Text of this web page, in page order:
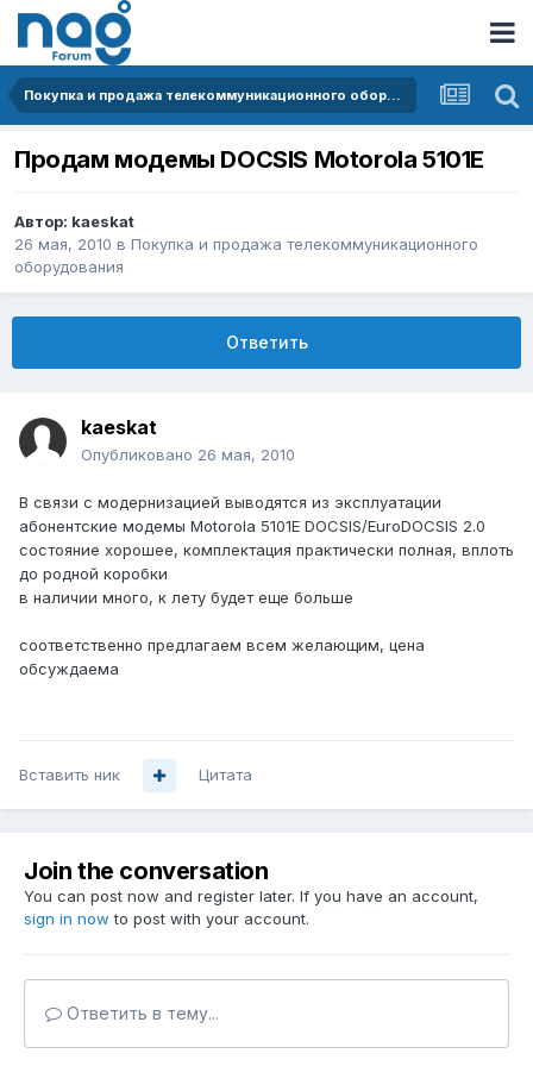
Покупка и продажа телекоммуникационного оборудования
Продам модемы DOCSIS Motorola 5101E
Автор: kaeskat
26 мая, 2010 в Покупка и продажа телекоммуникационного
оборудования
Ответить
kaeskat
Опубликовано 26 мая, 2010
В связи с модернизацией выводятся из эксплуатации
абонентские модемы Motorola 5101E DOCSIS/EuroDOCSIS 2.0
состояние хорошее, комплектация практически полная, вплоть
до родной коробки
в наличии много, к лету будет еще больше
соответственно предлагаем всем желающим, цена
обсуждаема
Вставить ник Цитата
Join the conversation
You can post now and register later. If you have an account,
sign in now to post with your account.
Ответить в тему...